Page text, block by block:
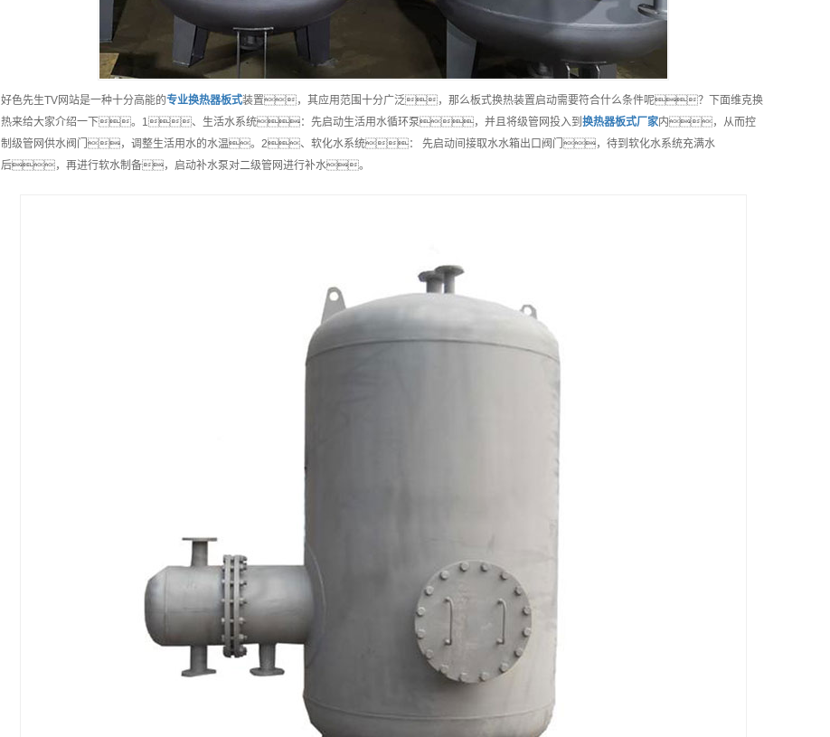
好色先生TV网站是一种十分高能的专业换热器板式装置，其应用范围十分广泛，那么板式换热装置启动需要符合什么条件呢？下面维克换
热来给大家介绍一下。1、生活水系统：先启动生活用水循环泵，并且将级管网投入到 换热器板式厂家内，从而控
制级管网供水阀门，调整生活用水的水温。2、软化水系统： 先启动间接取水水箱出口阀门，待到软化水系统充满水
后，再进行软水制备，启动补水泵对二级管网进行补水。